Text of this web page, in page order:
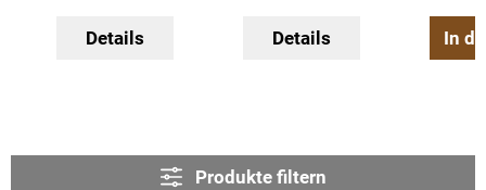
Details Details In
Produkte filtern